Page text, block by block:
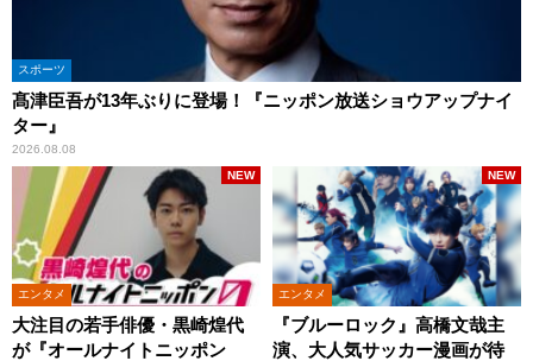
スポーツ
髙津臣吾が13年ぶりに登場！『ニッポン放送ショウアップナイ
ター』
2026.08.08
エンタメ
大注目の若手俳優・黒崎煌代
が『オールナイトニッポン
NEW
エンタメ
『ブルーロック』高橋文哉主
演、大人気サッカー漫画が待
NEW